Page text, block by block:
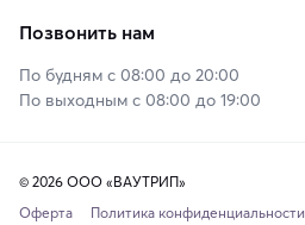
Позвонить нам
По будням с 08:00 до 20:00
По выходным с 08:00 до 19:00
© 2026 ООО «ВАУТРИП»
Оферта
Политика конфиденциальности